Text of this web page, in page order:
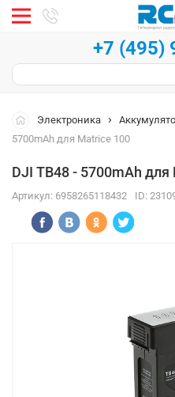
+7 (495)
Электроника
5700mAh для Matrice 100
DJI TB48 - 5700mAh
Артикул: 6958265118432 ID: